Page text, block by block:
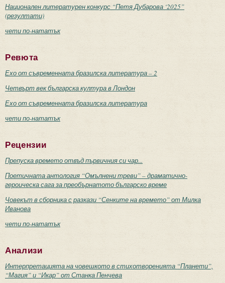
Национален литературен конкурс “Петя Дубарова ‘2025”
(резултати)
чети по-нататък
Ревюта
Ехо от съвременната бразилска литература – 2
Четвърт век българска култура в Лондон
Ехо от съвременната бразилска литература
чети по-нататък
Рецензии
Препуска времето отвъд първичния си чар...
Поетичната антология “Омълнени треви” – драматично-
героическа сага за преобърнатото българско време
Човекът в сборника с разкази “Сенките на времето” от Милка
Иванова
чети по-нататък
Анализи
Интерпретацията на човешкото в стихотворенията “Планети”,
“Магия” и “Икар” от Станка Пенчева